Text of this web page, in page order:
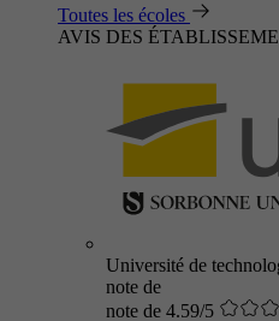
Toutes les écoles
AVIS DES
Université de
note de
note de 4.59/5